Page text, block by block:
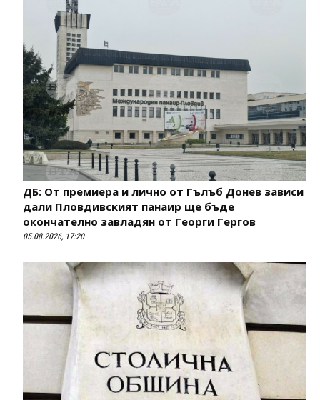
ДБ: От премиера и лично от Гълъб Донев зависи
дали Пловдивският панаир ще бъде
окончателно завладян от Георги Гергов
05.08.2026, 17:20